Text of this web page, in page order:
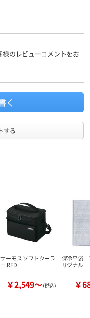
様のレビューコメントをお
く
する
サーモス ソフトクーラ
ー RFD
￥2,549～（税込）
保冷平袋
リジナル
￥